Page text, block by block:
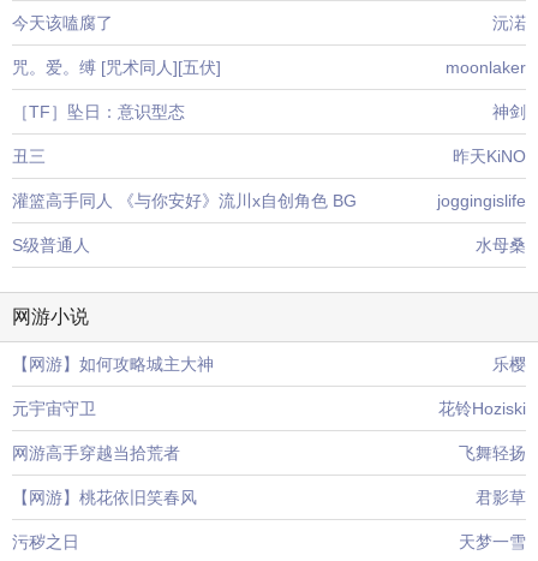
今天该嗑腐了 沅渃
咒。爱。缚 [咒术同人][五伏] moonlaker
［TF］坠日：意识型态 神剑
丑三 昨天KiNO
灌篮高手同人 《与你安好》流川x自创角色 BG joggingislife
S级普通人 水母桑
网游小说
【网游】如何攻略城主大神 乐樱
元宇宙守卫 花铃Hoziski
网游高手穿越当拾荒者 飞舞轻扬
【网游】桃花依旧笑春风 君影草
污秽之日 天梦一雪